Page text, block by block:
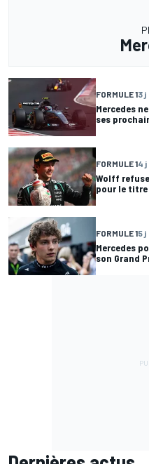
FORMULE 13 j
Mercedes
ses
FORMULE 14 j
Wolff
pour le titre
FORMULE 15 j
Mercedes
son Grand